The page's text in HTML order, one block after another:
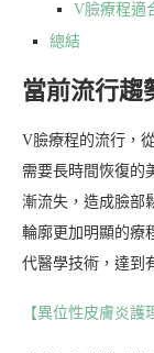
V臉療程適
總結
當前流行趨
V臉療程的流行，
需要長時間恢復的
漸流失，造成臉部
輪廓更加明顯的療
代醫學技術，達到
【異位性皮膚炎護